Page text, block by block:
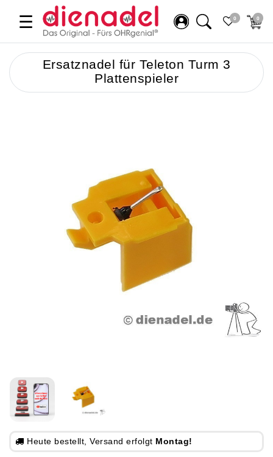
☰ 0 0
Ersatznadel für Teleton Turm 3
Plattenspieler
Heute bestellt, Versand erfolgt Montag!